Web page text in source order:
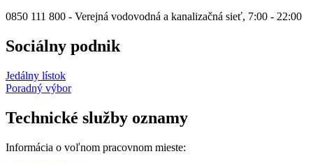
0850 111 800 - Verejná vodovodná a kanalizačná sieť, 7:00 - 22:00
Sociálny podnik
Jedálny lístok
Poradný výbor
Technické služby oznamy
Informácia o voľnom pracovnom mieste: